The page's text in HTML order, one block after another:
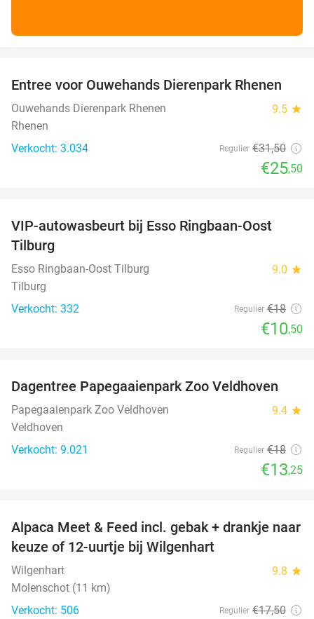
19%
Entree voor Ouwehands Dierenpark Rhenen
Ouwehands Dierenpark Rhenen 9.5 star
Rhenen
Verkocht: 3.034
Regulier €31,50
€25,50
42%
VIP-autowasbeurt bij Esso Ringbaan-Oost
Tilburg
Esso Ringbaan-Oost Tilburg 9.0 star
Tilburg
Verkocht: 332
Regulier €18
€10,50
26%
Dagentree Papegaaienpark Zoo Veldhoven
Papegaaienpark Zoo Veldhoven 9.4 star
Veldhoven
Verkocht: 9.021
Regulier €18
€13,25
43%
Alpaca Meet & Feed incl. gebak + drankje naar
keuze of 12-uurtje bij Wilgenhart
Wilgenhart 9.8 star
Molenschot (11 km)
Verkocht: 506
Regulier €17,50